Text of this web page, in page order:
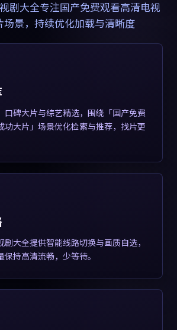
剧大全专注国产免费观看高清电视
场景，持续优化加载与清晰度
口碑大片与综艺精选，围绕「国产免费
功大片」场景优化检索与推荐，找片更
剧大全提供智能线路切换与画质自选，
持高清流畅，少等待。